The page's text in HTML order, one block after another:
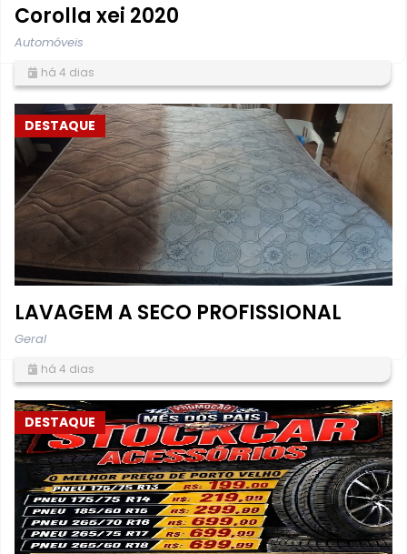
Corolla xei 2020
Automóveis
há 4 dias
DESTAQUE
LAVAGEM A SECO PROFISSIONAL
Geral
há 4 dias
DESTAQUE